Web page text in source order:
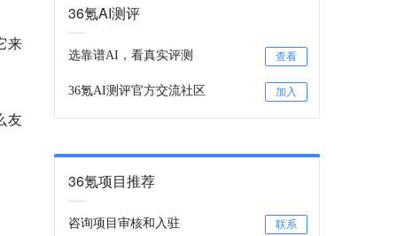
来
友
36氪AI测评
选靠谱AI，看真实评测 查看
36氪AI测评官方交流社区 加入
36氪项目推荐
咨询项目审核和入驻 联系